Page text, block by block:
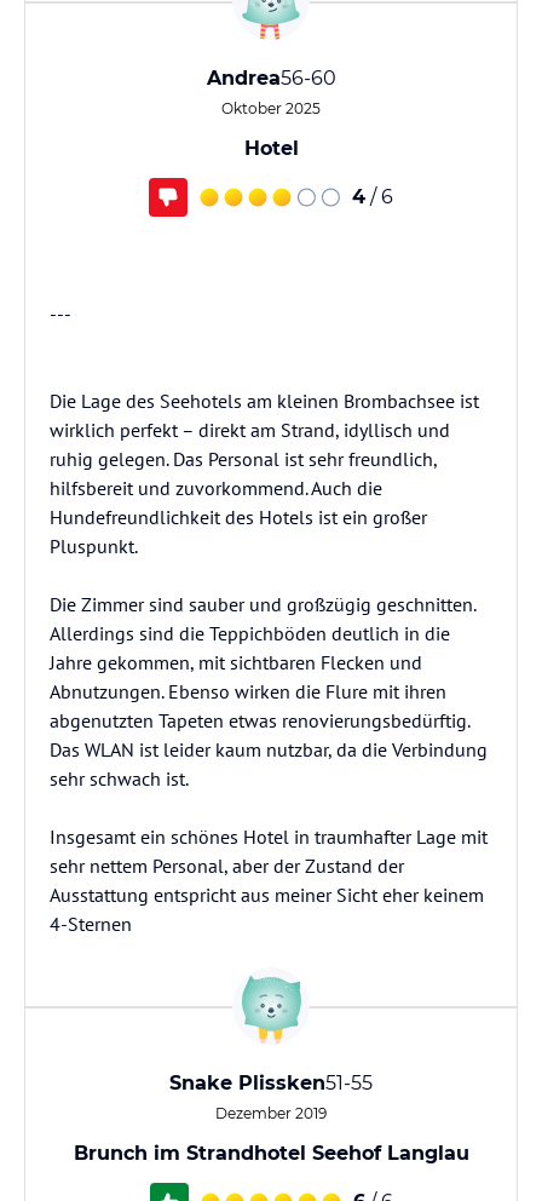
Andrea56-60
Oktober 2025
Hotel
4 / 6
---
Die Lage des Seehotels am kleinen Brombachsee ist
wirklich perfekt – direkt am Strand, idyllisch und
ruhig gelegen. Das Personal ist sehr freundlich,
hilfsbereit und zuvorkommend. Auch die
Hundefreundlichkeit des Hotels ist ein großer
Pluspunkt.
Die Zimmer sind sauber und großzügig geschnitten.
Allerdings sind die Teppichböden deutlich in die
Jahre gekommen, mit sichtbaren Flecken und
Abnutzungen. Ebenso wirken die Flure mit ihren
abgenutzten Tapeten etwas renovierungsbedürftig.
Das WLAN ist leider kaum nutzbar, da die Verbindung
sehr schwach ist.
Insgesamt ein schönes Hotel in traumhafter Lage mit
sehr nettem Personal, aber der Zustand der
Ausstattung entspricht aus meiner Sicht eher keinem
4-Sternen
Snake Plissken51-55
Dezember 2019
Brunch im Strandhotel Seehof Langlau